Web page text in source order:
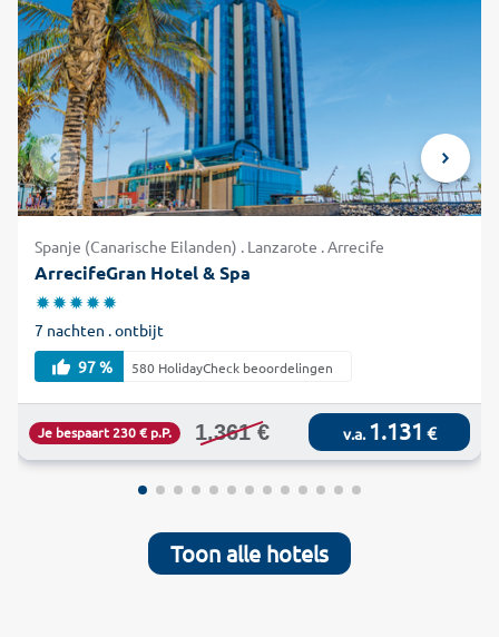
Spanje (Canarische Eilanden) . Lanzarote . Arrecife
ArrecifeGran Hotel & Spa
7 nachten . ontbijt
97 %
580 HolidayCheck beoordelingen
1.361 €
Je bespaart 230 € p.P. v.a.1.131 €
Toon alle hotels